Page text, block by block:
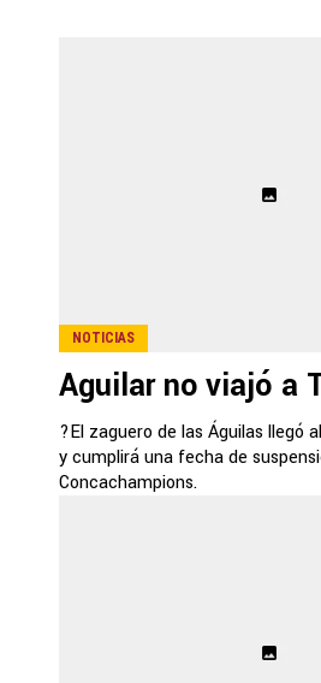
NOTICIAS
Aguilar no viajó a
?El zaguero de las Águilas llegó
y cumplirá una fecha de
Concachampions.